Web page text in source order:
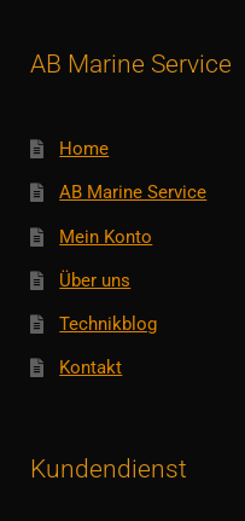
AB Marine Service
Home
AB Marine Service
Mein Konto
Über uns
Technikblog
Kontakt
Kundendienst